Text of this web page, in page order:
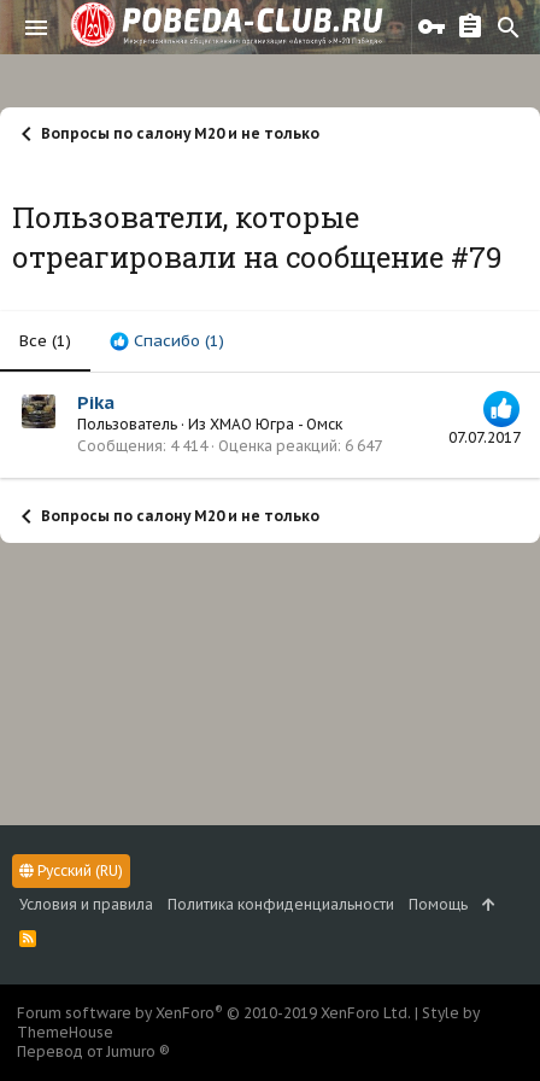
Вопросы по салону М20 и не только
Пользователи, которые
отреагировали на сообщение #79
Все (1) Спасибо (1)
07.07.2017
Pika
Пользователь · Из ХМАО Югра - Омск
Сообщения 4 414 Оценка реакций 6 647
Вопросы по салону М20 и не только
Русский (RU)
Условия и правила
Политика конфиденциальности Помощь
R
S
Forum software by XenForo® © 2010-2019 XenForo Ltd. | Style by
ThemeHouse
Перевод от Jumuro ®